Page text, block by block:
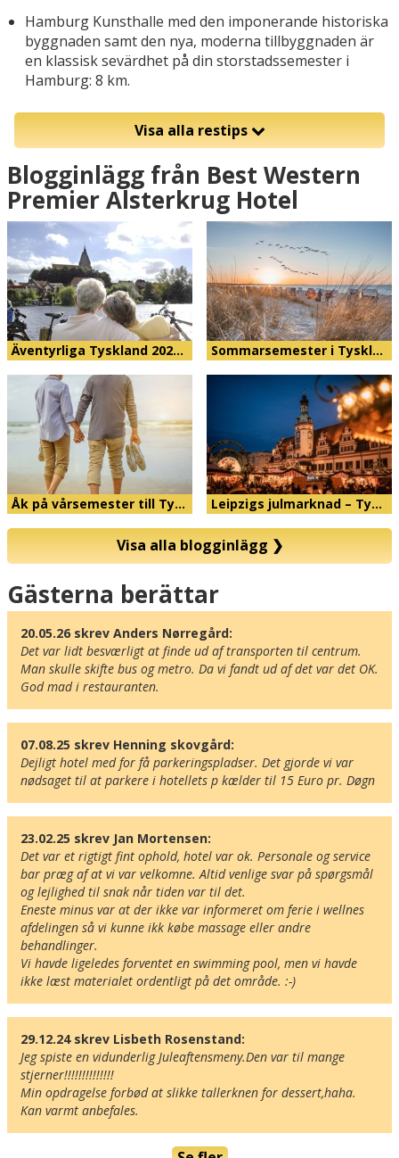
Hamburg Kunsthalle med den imponerande historiska
byggnaden samt den nya, moderna tillbyggnaden är
en klassisk sevärdhet på din storstadssemester i
Hamburg: 8 km.
Visa alla restips
Blogginlägg från Best Western
Premier Alsterkrug Hotel
Äventyrliga Tyskland 202… Sommarsemester i Tyskl…
Åk på vårsemester till Ty… Leipzigs julmarknad – Ty…
Visa alla blogginlägg❯
Karta
Här ligger hotellet
Visa alla Happydays hotell i Tyskland
Gästerna berättar
20.05.26 skrev Anders Nørregård:
Det var lidt besværligt at finde ud af transporten til centrum.
Man skulle skifte bus og metro. Da vi fandt ud af det var det OK.
God mad i restauranten.
07.08.25 skrev Henning skovgård:
Dejligt hotel med for få parkeringspladser. Det gjorde vi var
nødsaget til at parkere i hotellets p kælder til 15 Euro pr. Døgn
23.02.25 skrev Jan Mortensen:
Det var et rigtigt fint ophold, hotel var ok. Personale og service
bar præg af at vi var velkomne. Altid venlige svar på spørgsmål
og lejlighed til snak når tiden var til det.
Eneste minus var at der ikke var informeret om ferie i wellnes
afdelingen så vi kunne ikk købe massage eller andre
behandlinger.
Vi havde ligeledes forventet en swimming pool, men vi havde
ikke læst materialet ordentligt på det område. :-)
29.12.24 skrev Lisbeth Rosenstand:
Jeg spiste en vidunderlig Juleaftensmeny.Den var til mange
stjerner!!!!!!!!!!!!!!
Min opdragelse forbød at slikke tallerknen for dessert,haha.
Kan varmt anbefales.